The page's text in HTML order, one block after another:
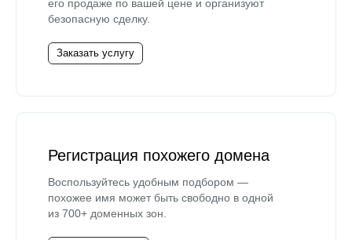
его продаже по вашей цене и организуют
безопасную сделку.
Заказать услугу
Регистрация похожего домена
Воспользуйтесь удобным подбором —
похожее имя может быть свободно в одной
из 700+ доменных зон.